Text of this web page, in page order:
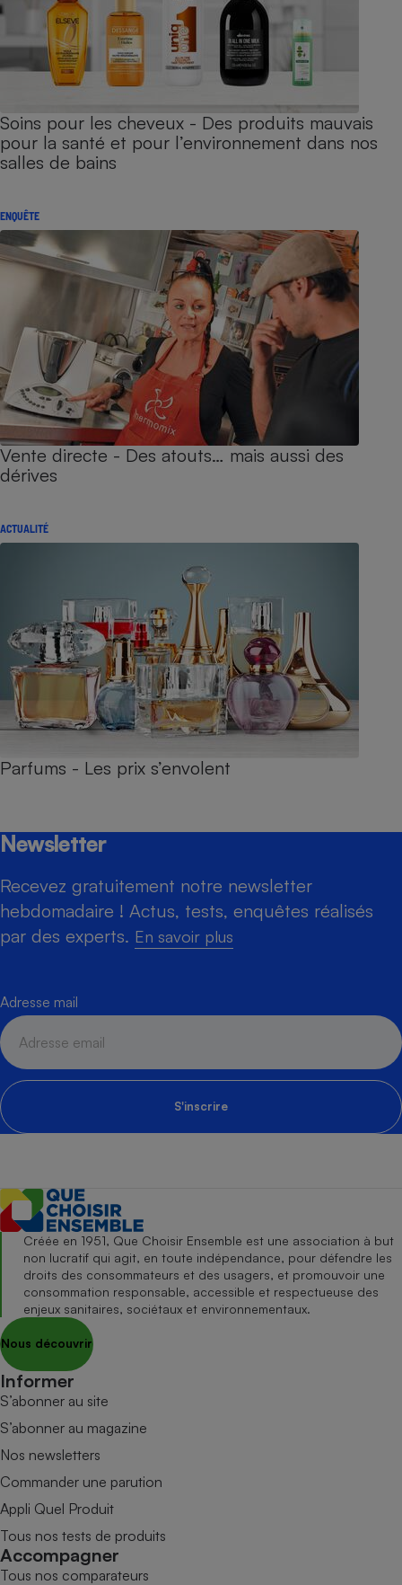
Soins pour les cheveux - Des produits mauvais
pour la santé et pour l’environnement dans nos
salles de bains
ENQUÊTE
Vente directe - Des atouts… mais aussi des
dérives
ACTUALITÉ
Parfums - Les prix s’envolent
Newsletter
Recevez gratuitement notre newsletter
hebdomadaire ! Actus, tests, enquêtes réalisés
par des experts. En savoir plus
Adresse mail
S'inscrire
Créée en 1951, Que Choisir Ensemble est une association à but
non lucratif qui agit, en toute indépendance, pour défendre les
droits des consommateurs et des usagers, et promouvoir une
consommation responsable, accessible et respectueuse des
enjeux sanitaires, sociétaux et environnementaux.
Nous découvrir
Informer
S’abonner au site
S’abonner au magazine
Nos newsletters
Commander une parution
Appli Quel Produit
Tous nos tests de produits
Accompagner
Tous nos comparateurs